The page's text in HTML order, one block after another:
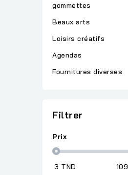
gommettes
Beaux arts
Loisirs créatifs
Agendas
Fournitures diverses
Filtrer
Prix
3 TND 109